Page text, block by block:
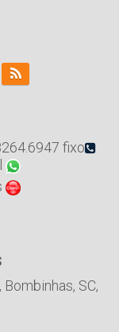
fixo
, Bombinhas, SC,